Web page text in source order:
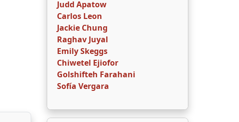
Judd Apatow
Carlos Leon
Jackie Chung
Raghav Juyal
Emily Skeggs
Chiwetel Ejiofor
Golshifteh Farahani
Sofía Vergara